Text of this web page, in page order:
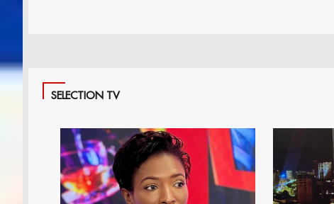
SELECTION TV